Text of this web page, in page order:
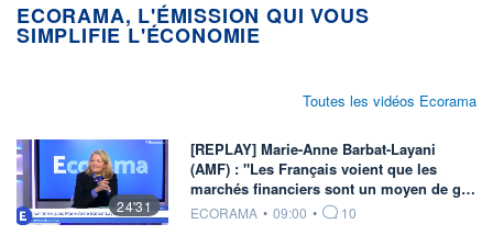
ECORAMA, L'ÉMISSION QUI VOUS
SIMPLIFIE L'ÉCONOMIE
Toutes les vidéos Ecorama
24'31
[REPLAY] Marie-Anne Barbat-Layani
(AMF) : "Les Français voient que les
marchés financiers sont un moyen de g…
information fournie par
ECORAMA • 09:00 • 10